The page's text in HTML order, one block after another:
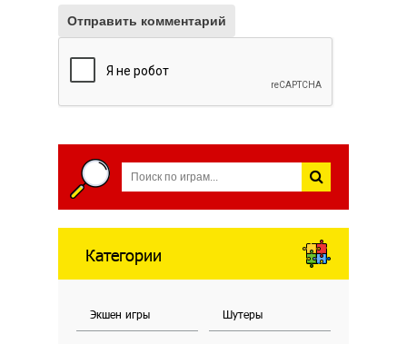
Отправить комментарий
Категории
Экшен игры Шутеры